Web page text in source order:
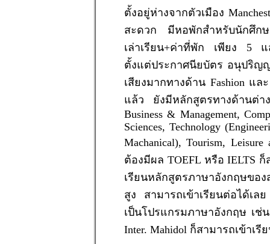
ตั้งอยู่ห่างจากตัวเมือง
สะดวก มีหอพักสำหรับนักศึก
เล่าเรียน+ค่าที่พัก เพียง 5
ตั้งแต่ประกาศนียบัตร อนุปริญ
เสียงมากทางด้าน Fashion แ
แล้ว ยังมีหลักสูตรทางด้านต่
Business & Management,
Sciences, Technology
Machanical), Tourism,
ต้องมีผล TOEFL หรือ IELTS
เรียนหลักสูตรภาษาอังกฤษขอ
สูง สามารถเข้าเรียนต่อได้เล
เป็นโปรแกรมภาษาอังกฤษ เช่น
Inter. Mahidol ก็สามารถเข้าเรี